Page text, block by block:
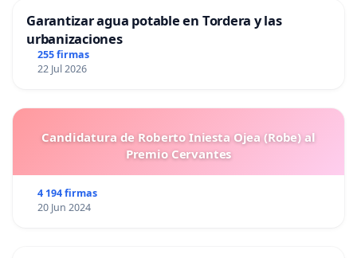
Garantizar agua potable en Tordera y las
urbanizaciones
255 firmas
22 Jul 2026
Candidatura de Roberto Iniesta Ojea (Robe) al
Premio Cervantes
4 194 firmas
20 Jun 2024